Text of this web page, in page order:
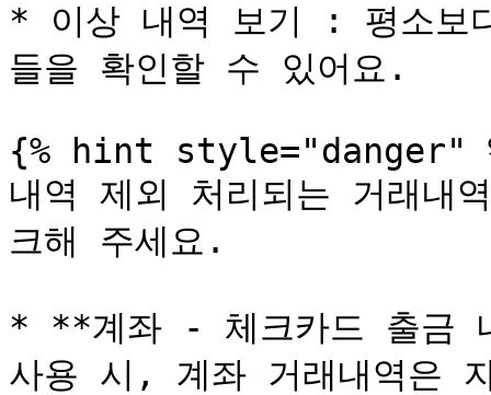
* 이상 내역 보기 : 평소보
들을 확인할 수 있어요.
{% hint style="danger"
내역 제외 처리되는 거래내
크해 주세요.
* **계좌 - 체크카드 출금
사용 시, 계좌 거래내역은